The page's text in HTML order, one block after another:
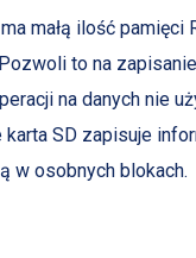
małą ilość pamięci
to na
na danych nie
SD zapisuje
w osobnych blokach.